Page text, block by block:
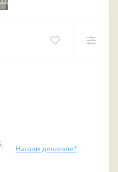
Нашли дешевле?